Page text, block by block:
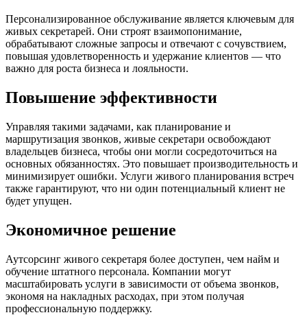
Персонализированное обслуживание является ключевым для
живых секретарей. Они строят взаимопонимание,
обрабатывают сложные запросы и отвечают с сочувствием,
повышая удовлетворенность и удержание клиентов — что
важно для роста бизнеса и лояльности.
Повышение эффективности
Управляя такими задачами, как планирование и
маршрутизация звонков, живые секретари освобождают
владельцев бизнеса, чтобы они могли сосредоточиться на
основных обязанностях. Это повышает производительность и
минимизирует ошибки. Услуги живого планирования встреч
также гарантируют, что ни один потенциальный клиент не
будет упущен.
Экономичное решение
Аутсорсинг живого секретаря более доступен, чем найм и
обучение штатного персонала. Компании могут
масштабировать услуги в зависимости от объема звонков,
экономя на накладных расходах, при этом получая
профессиональную поддержку.